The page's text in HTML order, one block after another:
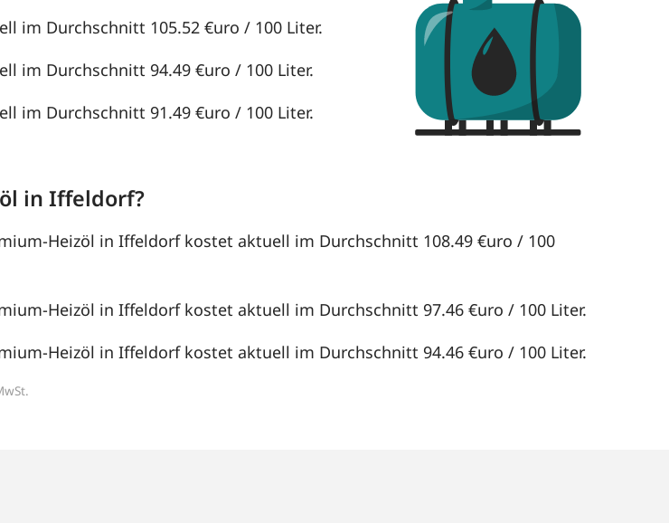
im Durchschnitt 105.52 €uro / 100 Liter.
im Durchschnitt 94.49 €uro / 100 Liter.
im Durchschnitt 91.49 €uro / 100 Liter.
in Iffeldorf?
Heizöl in Iffeldorf kostet aktuell im Durchschnitt 108.49 €uro / 100
Heizöl in Iffeldorf kostet aktuell im Durchschnitt 97.46 €uro / 100 Liter.
Heizöl in Iffeldorf kostet aktuell im Durchschnitt 94.46 €uro / 100 Liter.